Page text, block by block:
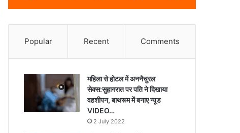
Popular Recent Comments
महिला से होटल में अननैचुरल
सेक्स:सुहागरात पर पति ने दिखाया
वहशीपन, बाथरूम में बनाए न्यूड
VIDEO…
2 July 2022